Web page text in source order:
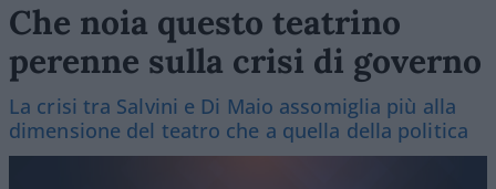
Che noia questo teatrino
perenne sulla crisi di governo
La crisi tra Salvini e Di Maio assomiglia più alla
dimensione del teatro che a quella della politica